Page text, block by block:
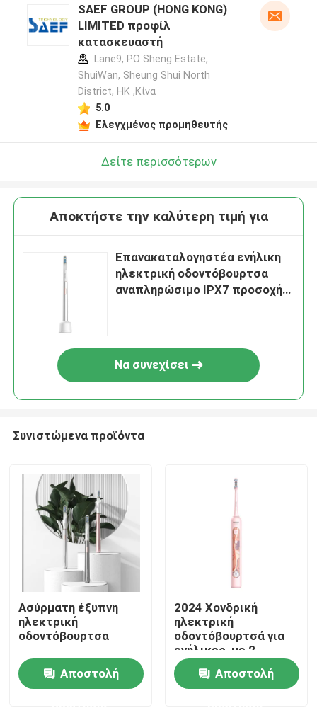
Σπίτι
Προϊόντα
SAEF GROUP (HONG KONG)
LIMITED προφίλ
κατασκευαστή
Lane9, PO Sheng Estate,
ShuiWan, Sheung Shui North
District, HK ,Κίνα
5.0
Ελεγχμένος προμηθευτής
Δείτε περισσότερων
Αποκτήστε την καλύτερη τιμή για
Επανακαταλογηστέα ενήλικη
ηλεκτρική οδοντόβουρτσα
αναπληρώσιμο IPX7 προσοχής
Να συνεχίσει
Συνιστώμενα προϊόντα
Ασύρματη έξυπνη
ηλεκτρική
οδοντόβουρτσα
Αποστολή
2024 Χονδρική
ηλεκτρική
οδοντόβουρτσά για
ενήλικες, με 2
κεφάλια βούρτσας
Dupont Αποστολή